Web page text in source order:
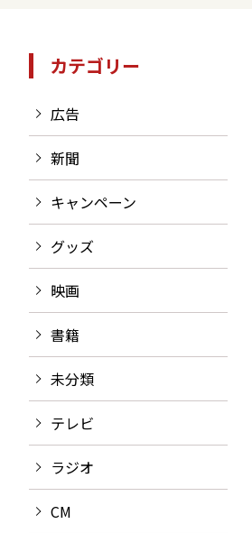
カテゴリー
広告
新聞
キャンペーン
グッズ
映画
書籍
未分類
テレビ
ラジオ
CM